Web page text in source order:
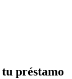
tu préstamo